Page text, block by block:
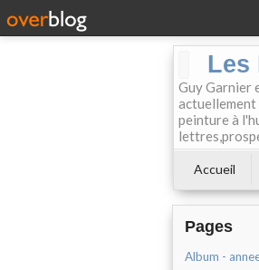
Les
Guy Garnier
actuellement
peinture à
Accueil
Pages
Album -